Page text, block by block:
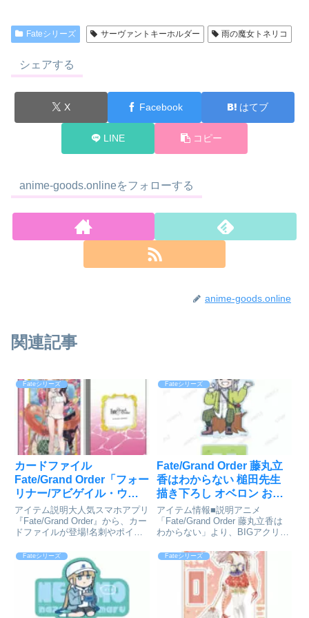
Fateシリーズ サーヴァントキーホルダー 雨の魔女トネリコ
シェアする
X Facebook はてブ
LINE コピー
anime-goods.onlineをフォローする
anime-goods.online
関連記事
Fateシリーズ
カードファイル
Fate/Grand Order「フォー
リナー/アビゲイル・ウィ
リアムズ〔夏〕」[ブロッ
コリー]が予約受付開始
アイテム説明大人気スマホアプリ
『Fate/Grand Order』から、カー
ドファイルが登場!名刺やポイン
ード収納にも最適♪中袋:40ポケッ
ト(1シート4ポケット) ※取り外
し・追加は出来ません(対応カー
ドサイ...
Fateシリーズ
Fate/Grand Order 藤丸立
香はわからない 槌田先生
描き下ろし オベロン お花
見ver. BIGアクリルスタン
ド[アルマビアンカ]が予約
受付開始
アイテム情報■説明アニメ
「Fate/Grand Order 藤丸⽴⾹は
わからない」より、BIGアクリル
き下ろしイラストのオベロンを
BIGなアクリルスタンドに仕上げ
ました。お部屋やデスクまわりな
どに飾って、キャラ...
Fateシリーズ Fateシリーズ